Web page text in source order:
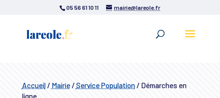
05 56 61 10 11 mairie@lareole.fr
Accueil/ Mairie/Service Population/Démarches en
ligne